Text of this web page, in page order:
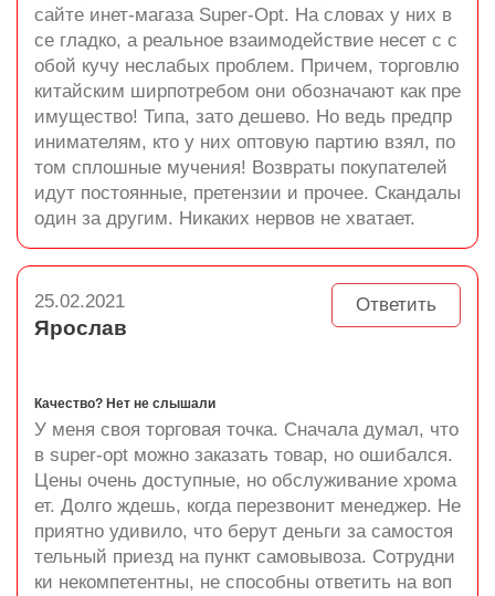
сайте инет-магаза Super-Opt. На словах у них в
се гладко, а реальное взаимодействие несет с с
обой кучу неслабых проблем. Причем, торговлю
китайским ширпотребом они обозначают как пре
имущество! Типа, зато дешево. Но ведь предпр
инимателям, кто у них оптовую партию взял, по
том сплошные мучения! Возвраты покупателей
идут постоянные, претензии и прочее. Скандалы
один за другим. Никаких нервов не хватает.
Ответить
25.02.2021
Ярослав
Качество? Нет не слышали
У меня своя торговая точка. Сначала думал, что
в super-opt можно заказать товар, но ошибался.
Цены очень доступные, но обслуживание хрома
ет. Долго ждешь, когда перезвонит менеджер. Не
приятно удивило, что берут деньги за самостоя
тельный приезд на пункт самовывоза. Сотрудни
ки некомпетентны, не способны ответить на воп